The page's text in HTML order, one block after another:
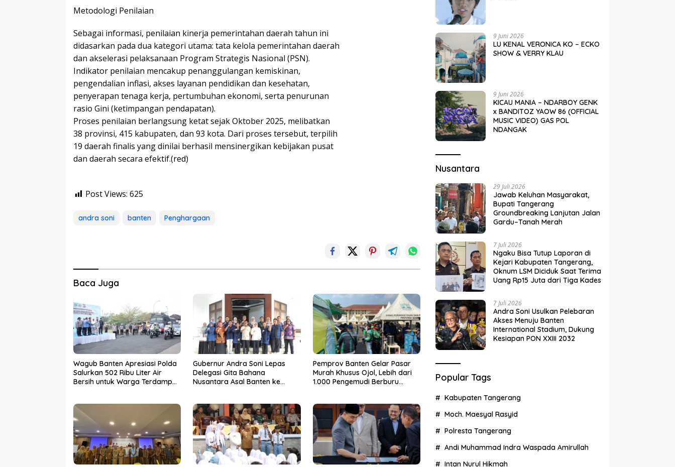
​Metodologi Penilaian
​Sebagai informasi, penilaian kinerja pemerintahan daerah tahun ini
didasarkan pada dua kategori utama: tata kelola pemerintahan daerah
dan akselerasi pelaksanaan Program Strategis Nasional (PSN).
Indikator penilaian mencakup penanggulangan kemiskinan,
pengendalian inflasi, akses layanan pendidikan dan kesehatan,
penyerapan tenaga kerja, pertumbuhan ekonomi, serta penurunan
rasio Gini (ketimpangan pendapatan).
​Proses penilaian berlangsung ketat sejak Oktober 2025, melibatkan
38 provinsi, 415 kabupaten, dan 93 kota. Dari proses tersebut, terpilih
19 daerah finalis yang dinilai berhasil mensinergikan kebijakan pusat
dan daerah secara efektif.(red)
Post Views: 625
andra soni banten Penghargaan
Baca Juga
Wagub Banten Apresiasi Polda
Salurkan 502 Ribu Liter Air
Bersih untuk Warga Terdampak
Gubernur Andra Soni Lepas
Delegasi Gita Bahana
Nusantara Asal Banten ke
Pemprov Banten Gelar Pasar
Murah Khusus Ojol, Lebih dari
1.000 Pengemudi Berburu
9 Juni 2026
LU KENAL VERONICA KO – ECKO
SHOW & VERRY KLAU
9 Juni 2026
KICAU MANIA – NDARBOY GENK
x BANDITOZ YAOW 86 (OFFICIAL
MUSIC VIDEO) GAS POL
NDANGAK
Nusantara
29 Juli 2026
Jawab Keluhan Masyarakat,
Bupati Tangerang
Groundbreaking Lanjutan Jalan
Gardu–Tanah Merah
7 Juli 2026
Ngaku Bisa Tutup Laporan di
Kejari Kabupaten Tangerang,
Oknum LSM Diciduk Saat Terima
Uang Rp15 Juta dari Tiga Kades
7 Juli 2026
Andra Soni Usulkan Pelebaran
Akses Menuju Banten
International Stadium, Dukung
Kesiapan PON XXIII 2032
Popular Tags
Kabupaten Tangerang
Moch. Maesyal Rasyid
Polresta Tangerang
Andi Muhammad Indra Waspada Amirullah
Intan Nurul Hikmah